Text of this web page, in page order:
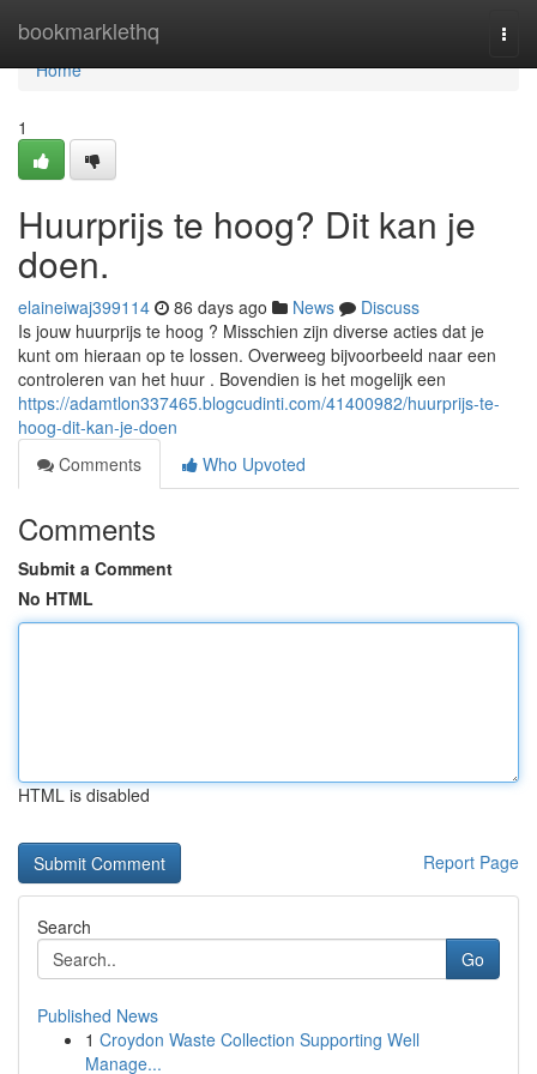
bookmarklethq
Home
Home
1
Huurprijs te hoog? Dit kan je
doen.
elaineiwaj399114 86 days ago News
Discuss
Is jouw huurprijs te hoog ? Misschien zijn diverse acties dat je
kunt om hieraan op te lossen. Overweeg bijvoorbeeld naar een
controleren van het huur . Bovendien is het mogelijk een
https://adamtlon337465.blogcudinti.com/41400982/huurprijs-te-
hoog-dit-kan-je-doen
Comments
Who Upvoted
Comments
Submit a Comment
No HTML
HTML is disabled
Report Page
Search
Go
Published News
1 Croydon Waste Collection Supporting Well
Manage...